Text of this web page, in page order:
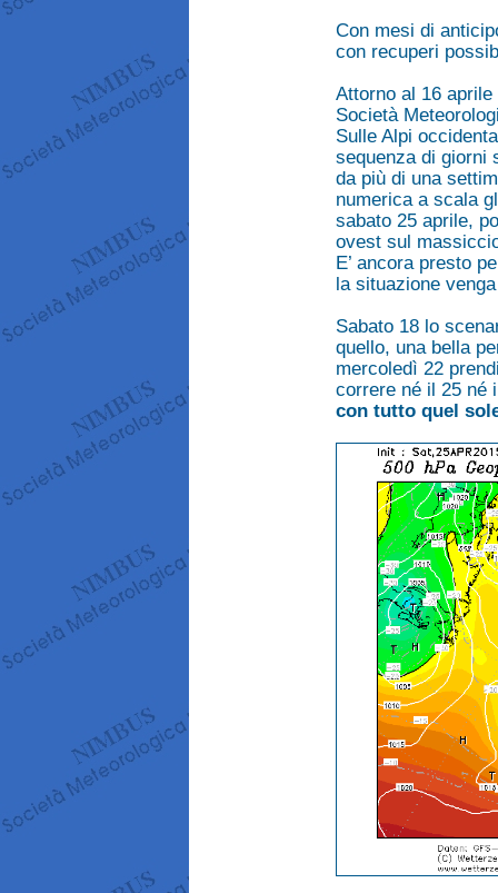
Con mesi di
con recuperi
Attorno al 16
Società
Sulle Alpi
sequenza di giorni
da più di una
numerica a scala
sabato 25 aprile,
ovest sul
E’ ancora presto
la situazione
Sabato 18 lo
quello, una bella
mercoledì 22
correre né il 25 né
con tutto quel